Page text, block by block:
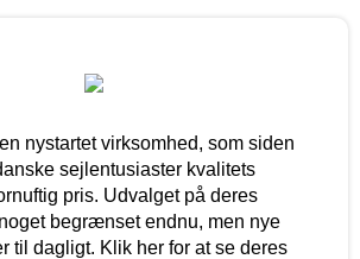
nystartet virksomhed, som siden
sejlentusiaster kvalitets
pris. Udvalget på deres
begrænset endnu, men nye
til dagligt. Klik her for at se deres